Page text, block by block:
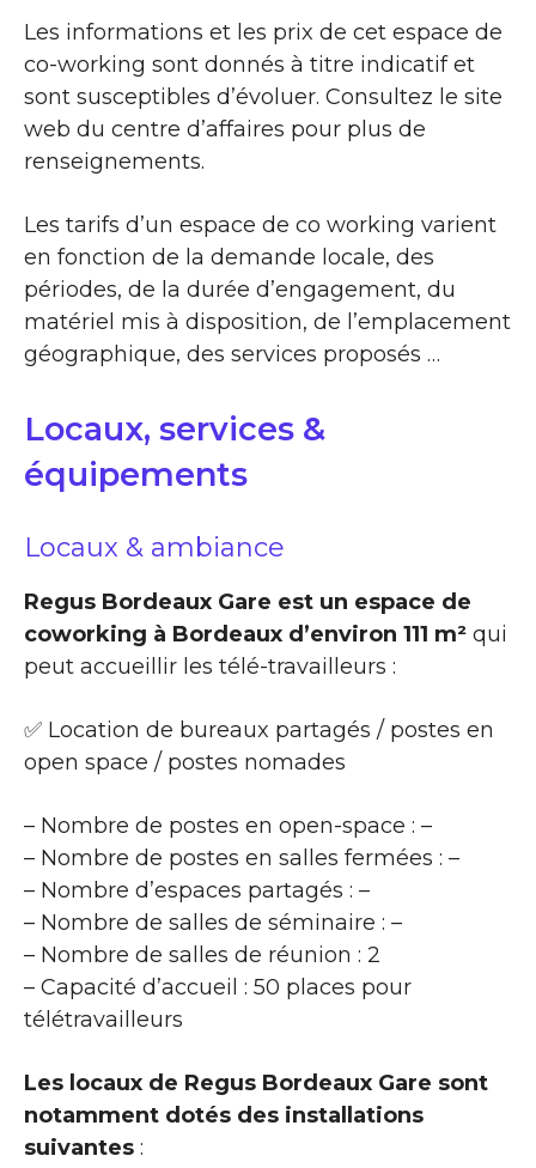
Les informations et les prix de cet espace de
co-working sont donnés à titre indicatif et
sont susceptibles d’évoluer. Consultez le site
web du centre d’affaires pour plus de
renseignements.
Les tarifs d’un espace de co working varient
en fonction de la demande locale, des
périodes, de la durée d’engagement, du
matériel mis à disposition, de l’emplacement
géographique, des services proposés …
Locaux, services &
équipements
Locaux & ambiance
Regus Bordeaux Gare est un espace de
coworking à Bordeaux d’environ 111 m² qui
peut accueillir les télé-travailleurs :
✅ Location de bureaux partagés / postes en
open space / postes nomades
– Nombre de postes en open-space : –
– Nombre de postes en salles fermées : –
– Nombre d’espaces partagés : –
– Nombre de salles de séminaire : –
– Nombre de salles de réunion : 2
– Capacité d’accueil : 50 places pour
télétravailleurs
Les locaux de Regus Bordeaux Gare sont
notamment dotés des installations
suivantes :